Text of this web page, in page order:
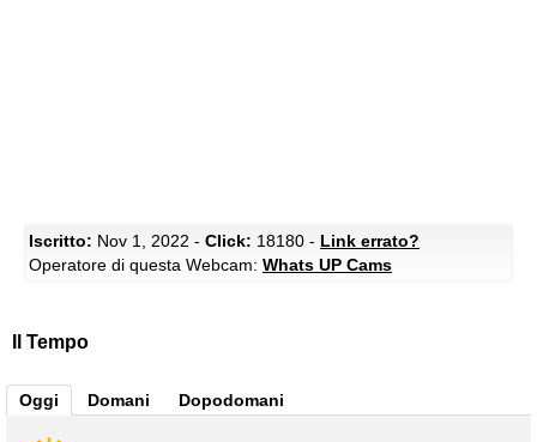
Iscritto: Nov 1, 2022 - Click: 18180 - Link errato?
Operatore di questa Webcam: Whats UP Cams
Il Tempo
Oggi Domani Dopodomani